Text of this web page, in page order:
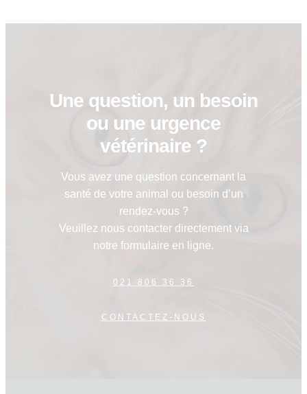
Une question, un besoin
ou une urgence
vétérinaire ?
Vous avez une question concernant la
santé de votre animal ou besoin d’un
rendez-vous ?
Veuillez nous contacter directement via
notre formulaire en ligne.
021 806 36 36
CONTACTEZ-NOUS